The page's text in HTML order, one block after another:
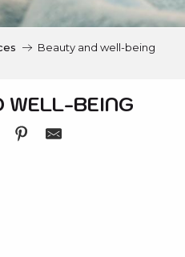
Beauty and well-being
WELL-BEING